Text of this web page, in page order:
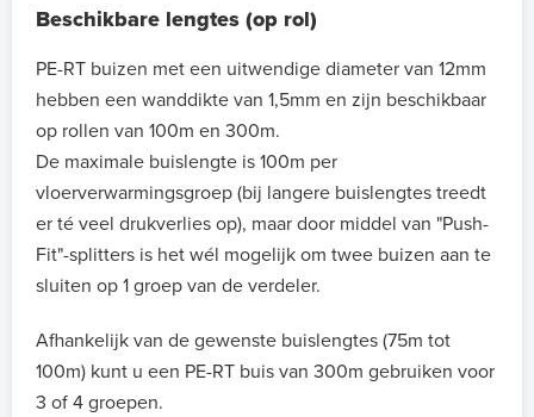
Beschikbare lengtes (op rol)
PE-RT buizen met een uitwendige diameter van 12mm
hebben een wanddikte van 1,5mm en zijn beschikbaar
op rollen van 100m en 300m.
De maximale buislengte is 100m per
vloerverwarmingsgroep (bij langere buislengtes treedt
er té veel drukverlies op), maar door middel van "Push-
Fit"-splitters is het wél mogelijk om twee buizen aan te
sluiten op 1 groep van de verdeler.
Afhankelijk van de gewenste buislengtes (75m tot
100m) kunt u een PE-RT buis van 300m gebruiken voor
3 of 4 groepen.